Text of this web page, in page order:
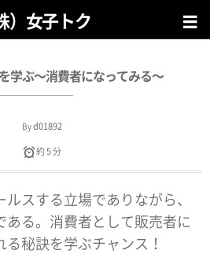
）女子トク
学ぶ〜消費者になってみる〜
Byd01892
約 5 分
スする立場でありながら、
ある。消費者として販売者に
秘訣を学ぶチャンス！